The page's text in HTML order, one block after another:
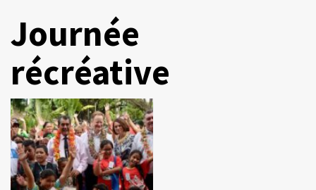
Journée
récréative